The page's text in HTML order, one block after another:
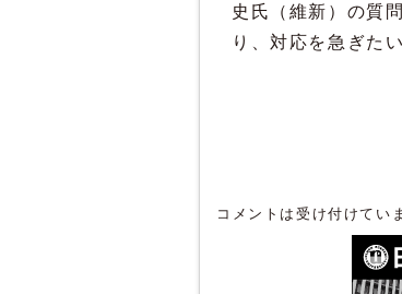
史氏（維新）の質
り、対応を急ぎた
コメントは受け付けてい